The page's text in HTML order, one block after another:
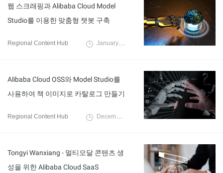
웹 스크래핑과 Alibaba Cloud Model
Studio를 이용한 맞춤형 챗봇 구축
Regional Content Hub January 20, 2025
Alibaba Cloud OSS와 Model Studio를
사용하여 책 이미지로 카탈로그 만들기
Regional Content Hub December 23, 2024
Tongyi Wanxiang - 멀티모달 콘텐츠 생
성을 위한 Alibaba Cloud SaaS